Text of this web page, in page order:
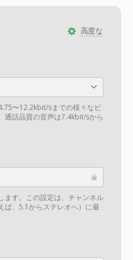
高度な
〜12.2kbit/sまでの様々なビ
通話品質の音声は7.4kbit/sから
ます。この設定は、チャンネル
ば、5.1からステレオへ）に最